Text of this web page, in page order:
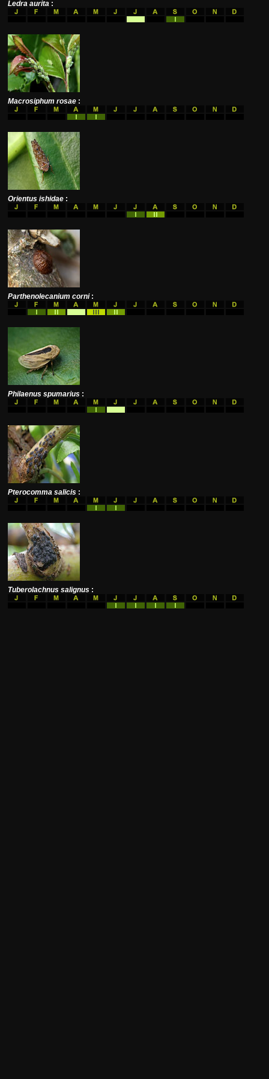
Ledra aurita :
Macrosiphum rosae :
Orientus ishidae :
Parthenolecanium corni:
Philaenus spumarius :
Pterocomma salicis :
Tuberolachnus salignus :